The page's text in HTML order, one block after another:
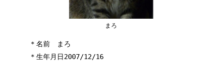
まろ
＊名前 まろ
＊生年月日2007/12/16